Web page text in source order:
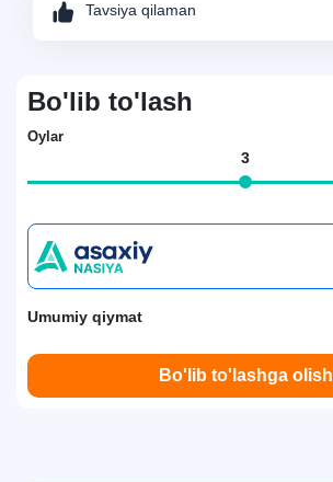
Tavsiya qilaman
Bo'lib to'lash
Oylar
3
Umumiy qiymat
Bo'lib to'lashga olish